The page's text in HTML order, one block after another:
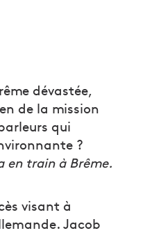
dévastée,
de la mission
qui
?
en train à Brême.
visant à
Jacob